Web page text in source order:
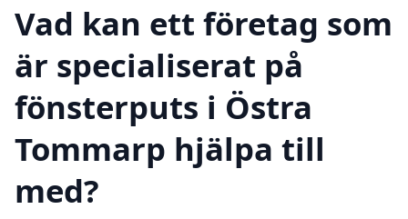
Vad kan ett företag som
är specialiserat på
fönsterputs i Östra
Tommarp hjälpa till
med?